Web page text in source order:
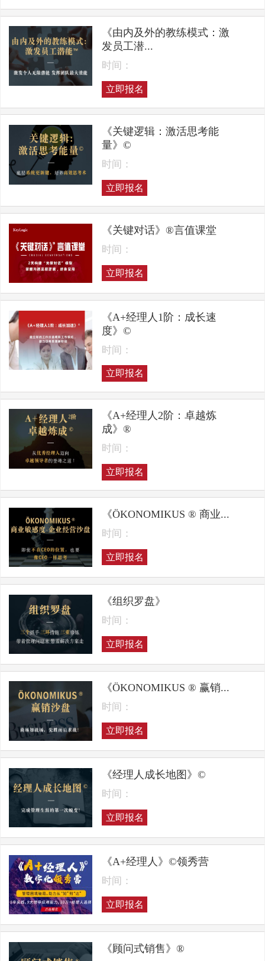
《由内及外的教练模式：激
发员工潜...
时间：
立即报名
《关键逻辑：激活思考能
量》©
时间：
立即报名
《关键对话》®言值课堂
时间：
立即报名
《A+经理人1阶：成长速
度》©
时间：
立即报名
《A+经理人2阶：卓越炼
成》®
时间：
立即报名
《ÖKONOMIKUS ® 商业...
时间：
立即报名
《组织罗盘》
时间：
立即报名
《ÖKONOMIKUS ® 赢销...
时间：
立即报名
《经理人成长地图》©
时间：
立即报名
《A+经理人》©领秀营
时间：
立即报名
《顾问式销售》®